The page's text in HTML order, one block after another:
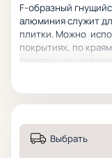
F-образный
алюминия служит
плитки. Можно
покрытиях, по
разграничения
соединения,
Выбрать